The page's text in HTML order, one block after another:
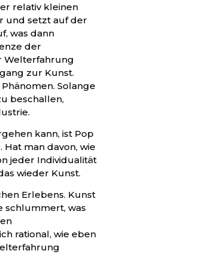
relativ kleinen
und setzt auf der
was dann
der
Welterfahrung
zur Kunst.
Solange
beschallen,
kann, ist Pop
Hat man davon, wie
jeder Individualität
wieder Kunst.
Erlebens. Kunst
schlummert, was
rational, wie eben